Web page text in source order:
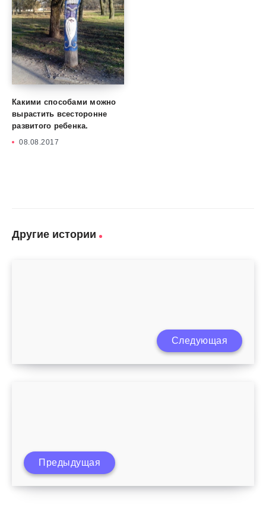
Какими способами можно
вырастить всесторонне
развитого ребенка.
08.08.2017
Другие истории
Младенец 2 месяца развитие Следующая
Сколько длится переходный возраст
Предыдущая